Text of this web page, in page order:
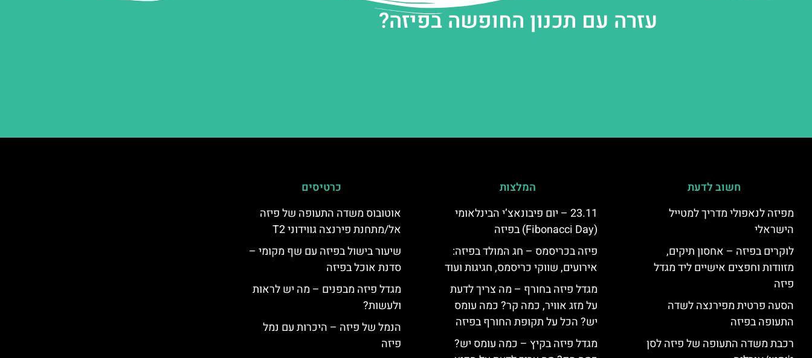
עזרה עם תכנון החופשה בפיזה?
חשוב לדעת
מפיזה לנאפולי מדריך למטייל
הישראלי
לוקרים בפיזה – אחסון תיקים,
מזוודות וחפצים אישיים ליד מגדל
פיזה
הסעה פרטית מפירנצה לשדה
התעופה בפיזה
רכבת משדה התעופה של פיזה לסן
המלצות
23.11 – יום פיבונאצ’י הבינלאומי
(Fibonacci Day) בפיזה
פיזה בכריסמס – חג המולד בפיזה:
אירועים, שווקי כריסמס, חגיגות ועוד
מגדל פיזה בחורף – מה צריך לדעת
על מזג אוויר, כמה קר? כמה עומס
יש? הכל על תקופת החורף בפיזה
מגדל פיזה בקיץ – כמה עומס יש?
כרטיסים
אוטובוס משדה התעופה של פיזה
אל/מתחנת פירנצה גווידוני T2
שיעור בישול בפיזה עם שף מקומי –
סדנת אוכל בפיזה
מגדל פיזה מבפנים – מה יש לראות
ולעשות?
הנמל של פיזה – היכרות עם נמל
פיזה